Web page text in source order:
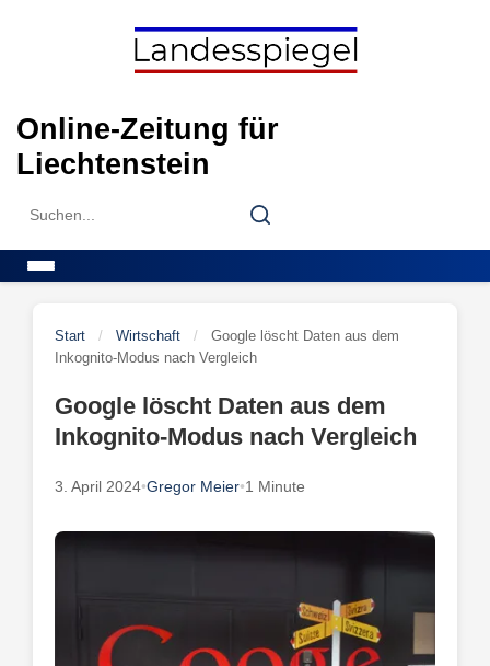
Online-Zeitung für
Liechtenstein
Search
Search
Start / Wirtschaft /
Google löscht Daten aus dem
Inkognito-Modus nach Vergleich
Google löscht Daten aus dem
Inkognito-Modus nach Vergleich
3. April 2024•Gregor Meier•1 Minute